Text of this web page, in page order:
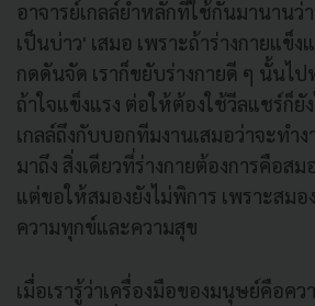
อาจารย์เกลล์ย้ำหลักที่ใช้กันมานานว่
เป็นบ่าว' เสมอ เพราะถ้าร่างกายแข็ง
กดดันจัด เราก็ขยับร่างกายดี ๆ นั้นไป
ถ้าใจแข็งแรง ต่อให้ต้องใช้วีลแชร์ก็ยั
เกลล์ถึงกับบอกทีมงานเสมอว่าจะทำ
มาถึง สิ่งเดียวที่ร่างกายต้องการคือส
แต่ขอให้สมองยังไม่พิการ เพราะสม
ความทุกข์และความสุข
เมื่อเรารู้ว่าเครื่องมือของมนุษย์คือค